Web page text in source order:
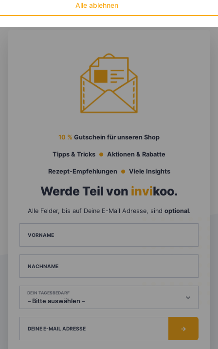
Alle ablehnen
10 % Gutschein für unseren Shop
Tipps & Tricks Aktionen & Rabatte
Rezept-Empfehlungen Viele Insights
Werde Teil von invikoo.
Alle Felder, bis auf Deine E-Mail Adresse, sind optional.
VORNAME
NACHNAME
DEIN TAGESBEDARF
DEINE E-MAIL ADRESSE